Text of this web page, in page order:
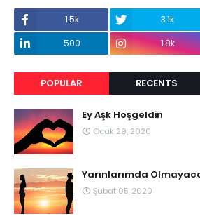
1.5k 3.1k
500
1.8k
POPULAR RECENTS
Ey Aşk Hoşgeldin
Ocak 29, 2020
Yarınlarımda
Şubat 05, 2020